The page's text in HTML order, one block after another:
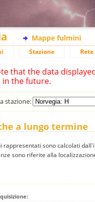
Mappe fulmini
Stazione
that the data
in the future.
stazione:
a lungo termine
rappresentati sono calcolati
sono riferite alla